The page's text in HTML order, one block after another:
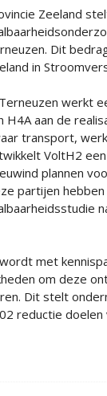
Zeeland
Dit
in
werkt
H4A aan de
transport,
VoltH2
plannen
partijen
met
om deze
Dit stelt
reductie doelen